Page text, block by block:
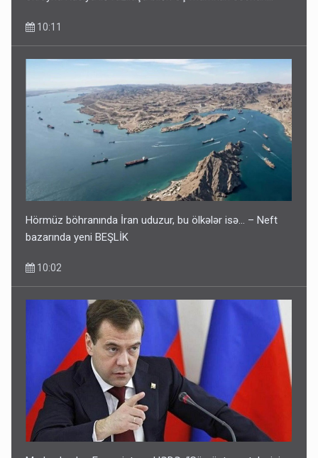
10:11
Hörmüz böhranında İran uduzur, bu ölkələr isə... – Neft
bazarında yeni BEŞLİK
10:02